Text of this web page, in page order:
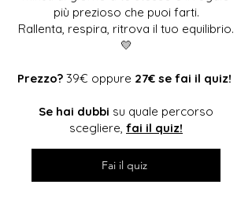
più prezioso che puoi farti.
Rallenta, respira, ritrova il tuo equilibrio.
💛
Prezzo? 39€ oppure 27€ se fai il quiz!
Se hai dubbi su quale percorso
scegliere, fai il quiz!
Fai il quiz